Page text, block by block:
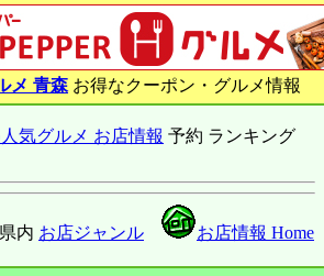
メ 青森お得なクーポン・グルメ情報
気グルメ お店情報 予約 ランキング
内 お店ジャンル お店情報 Home